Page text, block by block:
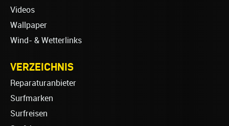
Videos
Wallpaper
Wind- & Wetterlinks
VERZEICHNIS
Reparaturanbieter
Surfmarken
Surfreisen